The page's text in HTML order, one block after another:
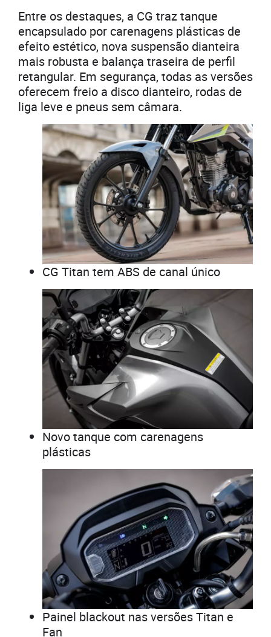
Entre os destaques, a CG traz tanque
encapsulado por carenagens plásticas de
efeito estético, nova suspensão dianteira
mais robusta e balança traseira de perfil
retangular. Em segurança, todas as versões
oferecem freio a disco dianteiro, rodas de
liga leve e pneus sem câmara.
CG Titan tem ABS de canal único
Novo tanque com carenagens
plásticas
Painel blackout nas versões Titan e
Fan